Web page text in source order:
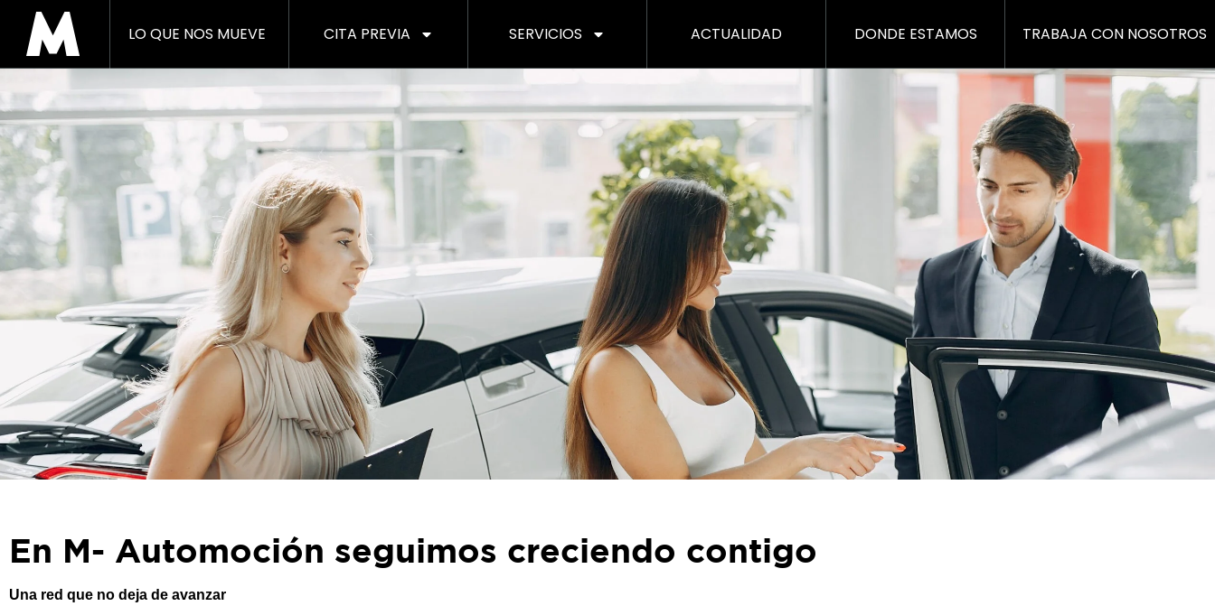
LO QUE NOS MUEVE CITA PREVIA SERVICIOS ACTUALIDAD DONDE ESTAMOS TRABAJA CON NOSOTROS
En M- Automoción seguimos creciendo contigo
Una red que no deja de avanzar